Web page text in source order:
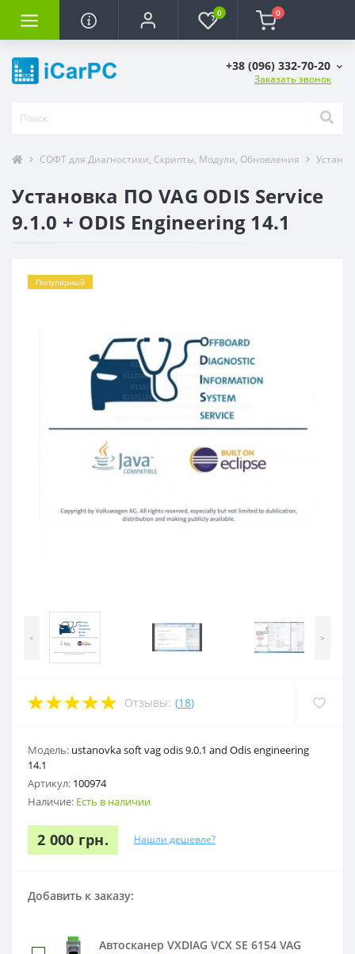
0 0
+38 (096) 332-70-20
Заказать звонок
СОФТ для Диагностики, Скрипты, Модули, Обновления
Установка ПО VAG ODIS Service
9.1.0 + ODIS Engineering 14.1
Популярный
< >
Отзывы: (18)
Модель: ustanovka soft vag odis 9.0.1 and Odis engineering
14.1
Артикул: 100974
Наличие: Есть в наличии
2 000 грн. Нашли дешевле?
Добавить к заказу:
Автосканер VXDIAG VCX SE 6154 VAG